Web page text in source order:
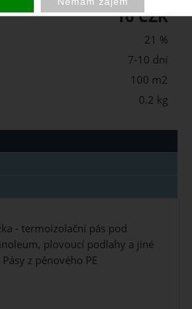
16 CZK
21 %
7-10 dní
100 m2
0.2 kg
- termoizolační pás pod
plovoucí podlahy a jiné
z pěnového PE